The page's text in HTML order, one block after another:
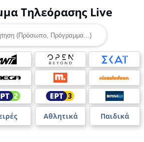
Τηλεόρασης Live
Αθλητικά Παιδικά